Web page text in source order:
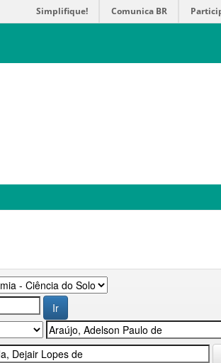
Simplifique! Comunica BR